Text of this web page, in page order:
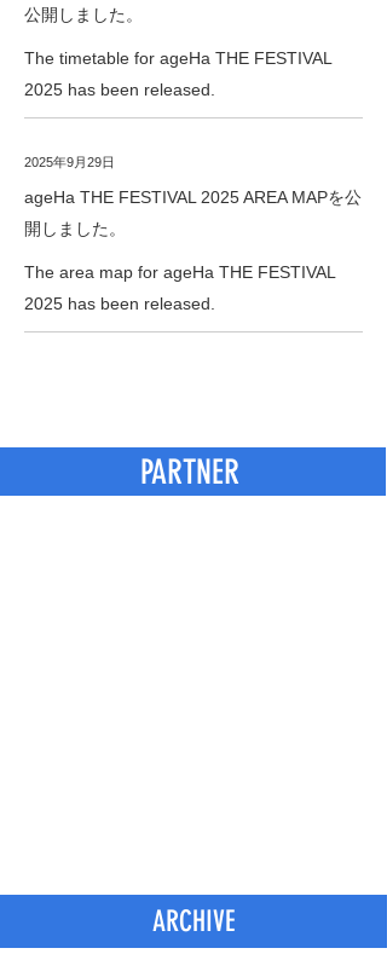
公開しました。
The timetable for ageHa THE FESTIVAL
2025 has been released.
2025年9月29日
ageHa THE FESTIVAL 2025 AREA MAPを公
開しました。
The area map for ageHa THE FESTIVAL
2025 has been released.
PARTNER
ARCHIVE